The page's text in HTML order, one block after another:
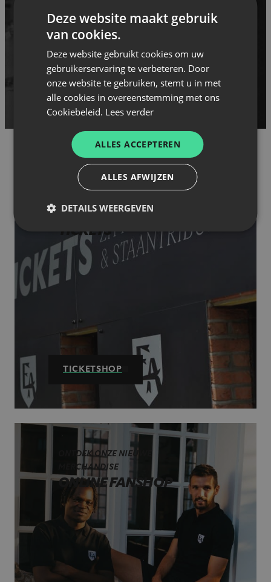
BESTEL HIER JOUW
TICKETS
TICKETSHOP
ONTDEK ONZE NIEUWE
MERCHANDISE
ONLINE FANSHOP
Deze website maakt gebruik
van cookies.
Deze website gebruikt cookies om uw
gebruikerservaring te verbeteren. Door
onze website te gebruiken, stemt u in met
alle cookies in overeenstemming met ons
Cookiebeleid. Lees verder
ALLES ACCEPTEREN
ALLES AFWIJZEN
DETAILS WEERGEVEN